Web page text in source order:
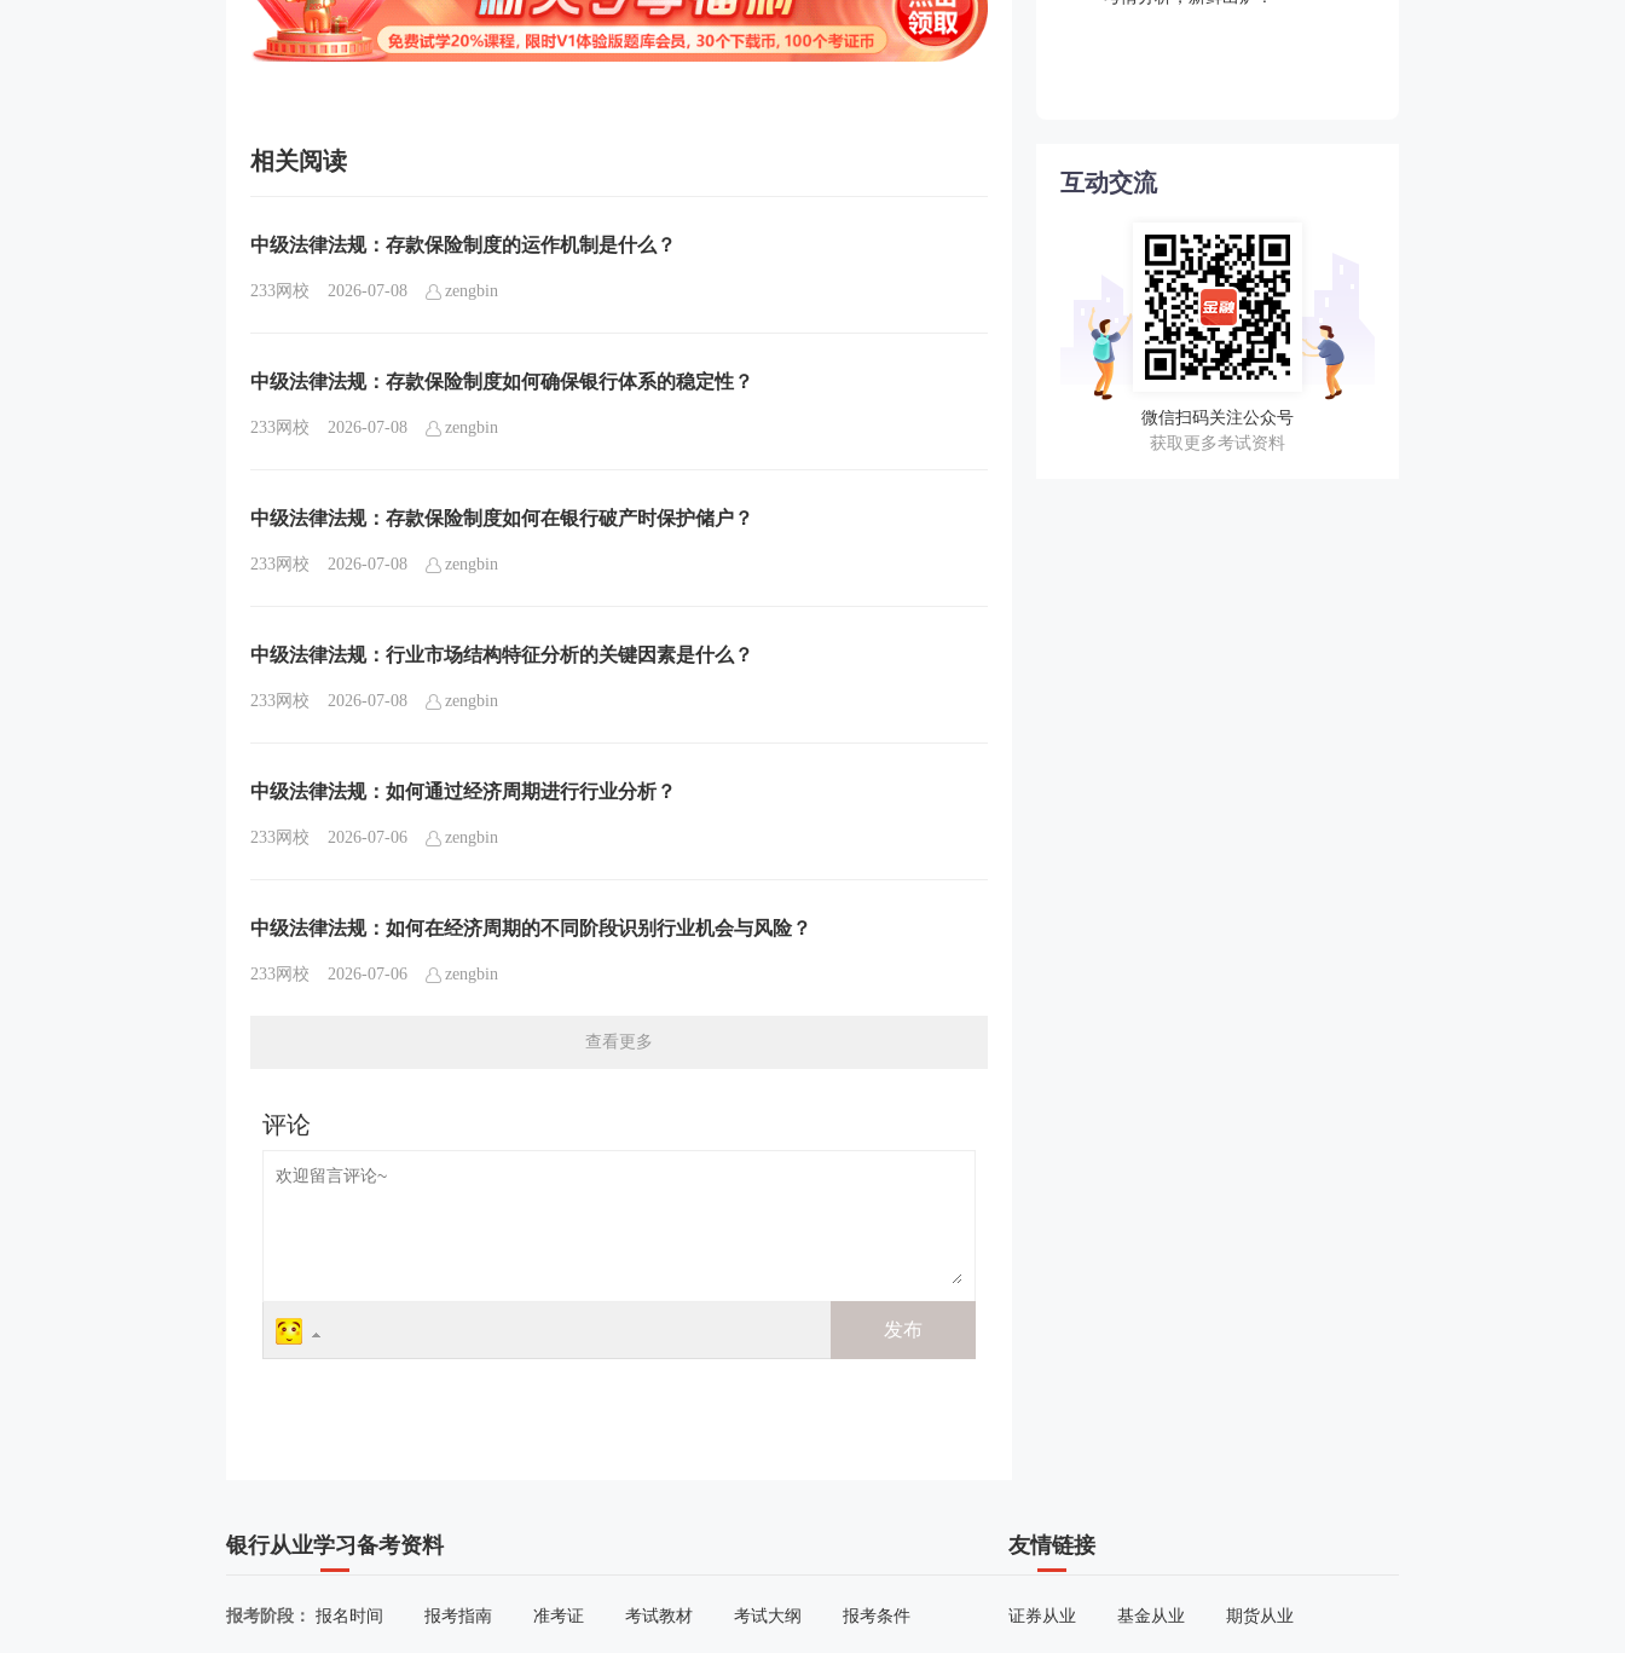
相关阅读
中级法律法规：存款保险制度的运作机制是什么？
233网校 2026-07-08 zengbin
中级法律法规：存款保险制度如何确保银行体系的稳定性？
233网校 2026-07-08 zengbin
中级法律法规：存款保险制度如何在银行破产时保护储户？
233网校 2026-07-08 zengbin
中级法律法规：行业市场结构特征分析的关键因素是什么？
233网校 2026-07-08 zengbin
中级法律法规：如何通过经济周期进行行业分析？
233网校 2026-07-06 zengbin
中级法律法规：如何在经济周期的不同阶段识别行业机会与风险？
233网校 2026-07-06 zengbin
查看更多
互动交流
微信扫码关注公众号
获取更多考试资料
银行从业学习备考资料
报考阶段： 报名时间 报考指南 准考证 考试教材 考试大纲 报考条件
友情链接
证券从业 基金从业 期货从业